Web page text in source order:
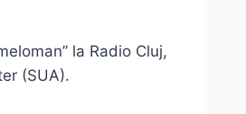
la Radio Cluj,
(SUA).